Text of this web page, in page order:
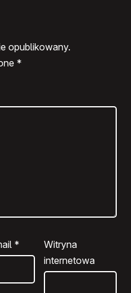
opublikowany.
*
*
Witryna
internetowa